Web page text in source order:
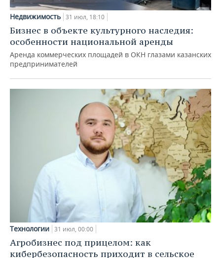
Недвижимость 31 июл, 18:10
Бизнес в объекте культурного наследия:
особенности национальной аренды
Аренда коммерческих площадей в ОКН глазами казанских
предпринимателей
Технологии 31 июл, 00:00
Агробизнес под прицелом: как
кибербезопасность приходит в сельское